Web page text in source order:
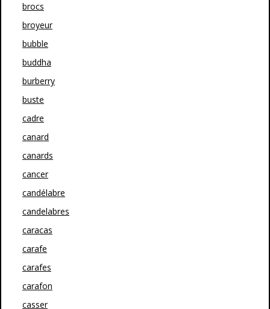
brocs
broyeur
bubble
buddha
burberry
buste
cadre
canard
canards
cancer
candélabre
candelabres
caracas
carafe
carafes
carafon
casser